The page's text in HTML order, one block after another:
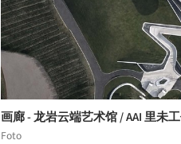
画廊 - 龙岩云端艺术馆 / AAI 里未
Foto